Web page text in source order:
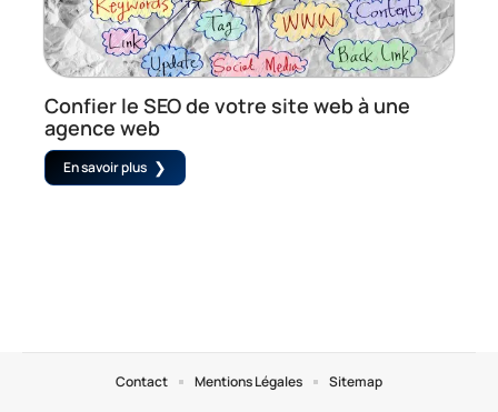
Confier le SEO de votre site web à une
agence web
En savoir plus
Contact Mentions Légales Sitemap